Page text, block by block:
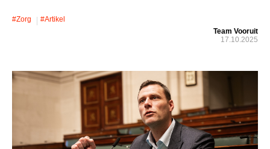
#zorg
#artikel
Team Vooruit
17.10.2025